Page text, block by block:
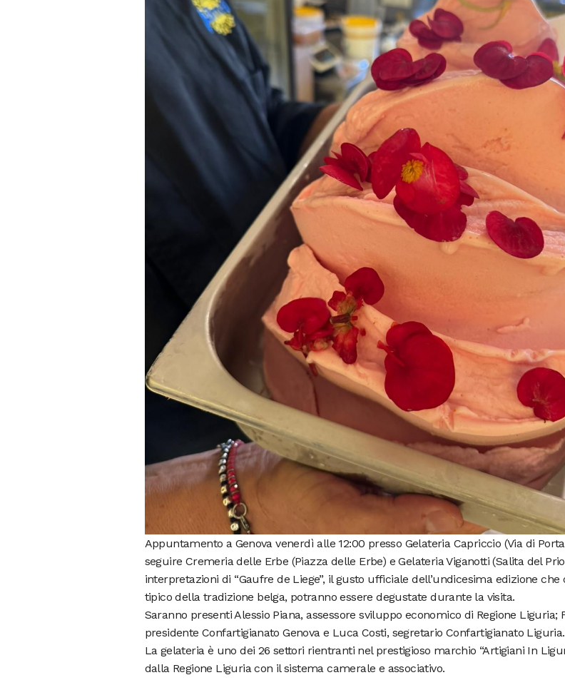
Appuntamento a Genova venerdì alle 12:00 presso Gelateria Capriccio (Via di
seguire Cremeria delle Erbe (Piazza delle Erbe) e Gelateria Viganotti (Salita del
interpretazioni di “Gaufre de Liege”, il gusto ufficiale dell’undicesima edizione
tipico della tradizione belga, potranno essere degustate durante la visita.
Saranno presenti Alessio Piana, assessore sviluppo economico di Regione Liguria;
presidente Confartigianato Genova e Luca Costi, segretario Confartigianato Liguria.
La gelateria è uno dei 26 settori rientranti nel prestigioso marchio “Artigiani In
dalla Regione Liguria con il sistema camerale e associativo.